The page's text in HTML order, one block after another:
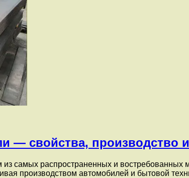
— свойства, производство
из самых распространенных и
производством автомобилей и бытовой